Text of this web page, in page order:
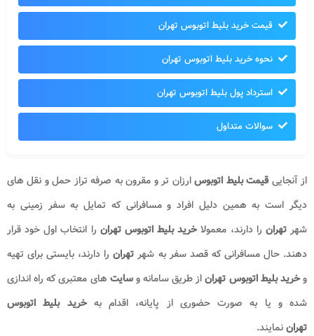
قیمت خرید بلیط اتوبوس تهران
نحوه خرید بلیط اتوبوس تهران
استرداد پول بلیط اتوبوس تهران
سوالات متداول
از آنجاییقیمت بلیط اتوبوسارزان تر و مقرون به صرفه تراز حمل و نقل های
دیگر است به همین دلیل افراد و مسافرانی که تمایل به سفر زمینی به
شهرتهران را دارند، معمولاخرید بلیط اتوبوس تهران را انتخاب اول خود قرار
دهند. حال مسافرانی که قصد سفر به شهر تهران را دارند، بایستی برای تهیه
وخرید بلیط اتوبوس تهراناز طریق سامانه وسایت های معتبری که راه اندازی
شده و یا به صورت حضوری از پایانه، اقدام بهخرید بلیط اتوبوس
تهراننمایند.